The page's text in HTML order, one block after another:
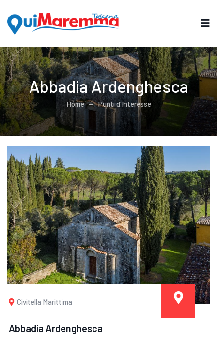
Abbadia Ardenghesca
Home Punti d'Interesse
Civitella Marittima
Abbadia Ardenghesca